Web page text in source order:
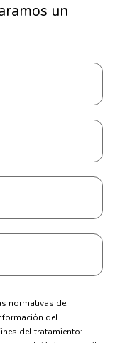
un
normativas de
del
del tratamiento: